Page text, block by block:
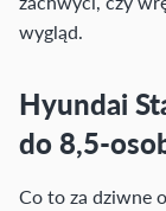
wygląd.
Hyundai
do 8,5-
Co to za dziwne